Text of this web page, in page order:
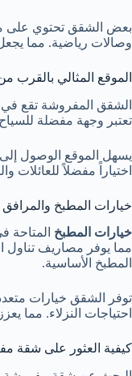
بعض الشقق تحتوي على
وصالات رياضية. مما
الموقع المثالي بالقرب
الشقق المفروشة تقع
تعتبر وجهة مفضلة
يسهل الموقع الوصول إلى
اختياراً مفضلاً للعائلات
خيارات المطبخ والمرافق
خيارات المطبخ
مما يوفر مصاريف تناول
المطبخ الأساسية.
توفر الشقق خيارات
احتياجات النزلاء. مما
كيفية العثور على شقة